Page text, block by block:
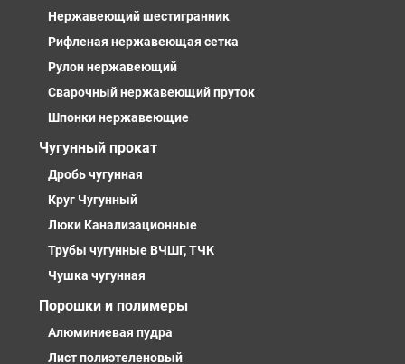
Нержавеющий шестигранник
Рифленая нержавеющая сетка
Рулон нержавеющий
Сварочный нержавеющий пруток
Шпонки нержавеющие
Чугунный прокат
Дробь чугунная
Круг Чугунный
Люки Канализационные
Трубы чугунные ВЧШГ, ТЧК
Чушка чугунная
Порошки и полимеры
Алюминиевая пудра
Лист полиэтеленовый